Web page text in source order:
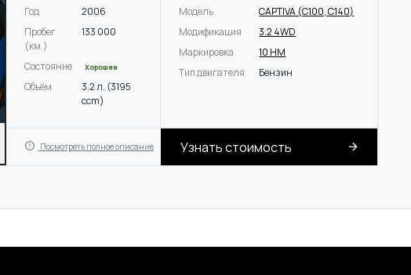
Год
2006
Пробег
(км.)
133 000
Состояние Хорошее
Объём
3.2 л. (3195
ccm)
Модель
CAPTIVA (C100, C140)
Модификация
3.2 4WD
Маркировка
10 HM
Тип двигателя
Бензин
Посмотреть полное описание Узнать стоимость